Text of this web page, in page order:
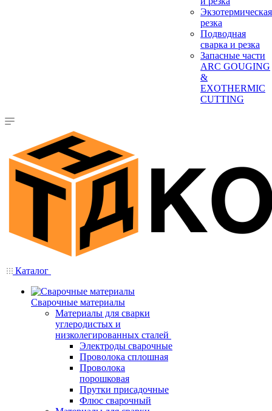
Экзотермическая
резка
Подводная
сварка и резка
Запасные части
ARC GOUGING
&
EXOTHERMIC
CUTTING
Каталог
Сварочные материалы
Материалы для сварки
углеродистых и
низколегированных сталей
Электроды сварочные
Проволока сплошная
Проволока
порошковая
Прутки присадочные
Флюс сварочный